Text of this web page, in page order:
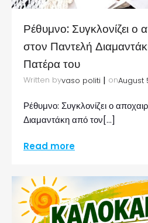
Ρέθυμνο: Συγκλονίζει ο
στον Παντελή
Πατέρα του
Written byvaso politi | onAugust
Ρέθυμνο: Συγκλονίζει ο
Διαμαντάκη από τον[…]
Read more